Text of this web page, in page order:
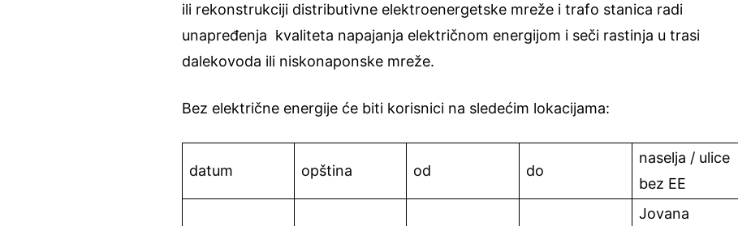
ili rekonstrukciji distributivne elektroenergetske mreže i trafo stanica radi
unapređenja kvaliteta napajanja električnom energijom i seči rastinja u trasi
dalekovoda ili niskonaponske mreže.
Bez električne energije će biti korisnici na sledećim lokacijama:
datum opština od do
naselja / ulice
bez EE
Jovana